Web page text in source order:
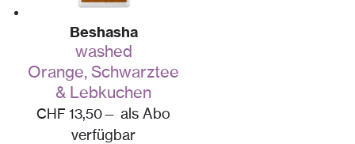
Beshasha
washed
Orange, Schwarztee
& Lebkuchen
CHF 13,50— als Abo
verfügbar